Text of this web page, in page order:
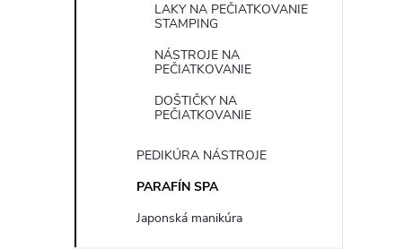
LAKY NA PEČIATKOVANIE
STAMPING
NÁSTROJE NA
PEČIATKOVANIE
DOŠTIČKY NA
PEČIATKOVANIE
PEDIKÚRA NÁSTROJE
PARAFÍN SPA
Japonská manikúra